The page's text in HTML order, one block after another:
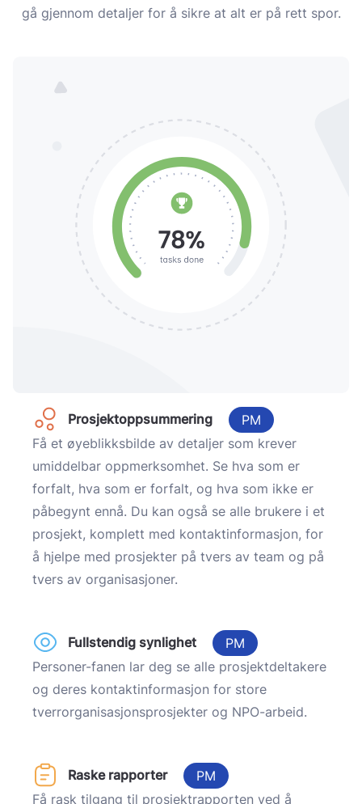
gå gjennom detaljer for å sikre at alt er på rett spor.
Prosjektoppsummering
PM
Få et øyeblikksbilde av detaljer som krever
umiddelbar oppmerksomhet. Se hva som er
forfalt, hva som er forfalt, og hva som ikke er
påbegynt ennå. Du kan også se alle brukere i et
prosjekt, komplett med kontaktinformasjon, for
å hjelpe med prosjekter på tvers av team og på
tvers av organisasjoner.
Fullstendig synlighet
PM
Personer-fanen lar deg se alle prosjektdeltakere
og deres kontaktinformasjon for store
tverrorganisasjonsprosjekter og NPO-arbeid.
Raske rapporter
PM
Få rask tilgang til prosjektrapporten ved å